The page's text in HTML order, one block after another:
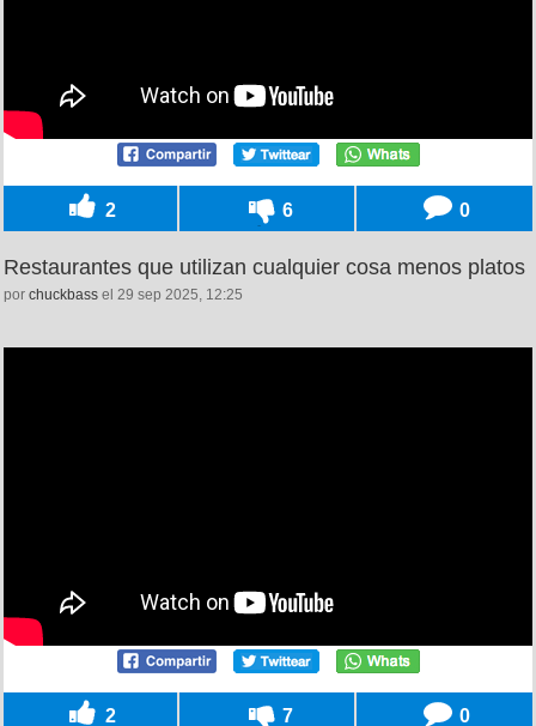
2 6 0
Restaurantes que utilizan cualquier cosa menos platos
por chuckbass el 29 sep 2025, 12:25
2 7 0